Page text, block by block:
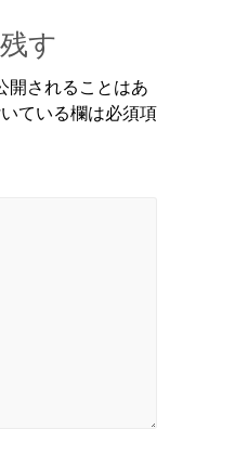
す
開されることはあ
ている欄は必須項